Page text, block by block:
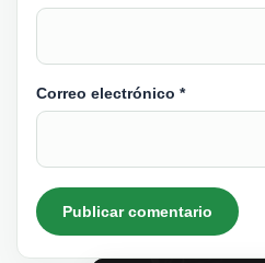
Correo electrónico *